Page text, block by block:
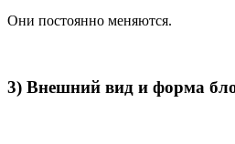
Они постоянно меняются.
3) Внешний вид и форма